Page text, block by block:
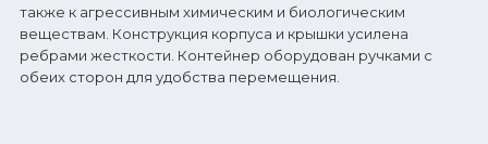
также к агрессивным химическим и биологическим
веществам. Конструкция корпуса и крышки усилена
ребрами жесткости. Контейнер оборудован ручками с
обеих сторон для удобства перемещения.